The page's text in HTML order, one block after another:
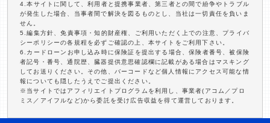
4.本サイトに関して、利用者と提携事業者、第三者との間で紛争やトラブル
が発生した場合、当事者間で解決を図るものとし、当社は一切責任を負いま
せん。
5.編集方針、免責事項・知的財産権、ご利用いただく上での注意、プライバ
シーポリシーの各規程を必ずご確認の上、本サイトをご利用下さい。
6.カードローンお申し込み時に保険証を提出する場合、保険者番号、被保険
者記号・番号、通院歴、臓器提供意思確認欄に記載がある場合はマスキング
してお送りください。その他、バーコードなど個人情報にアクセス可能な情
報についても隠したうえでご提出ください。
※当サイトではアフィリエイトプログラムを利用し、事業者(アコム／プロ
ミス／アイフルなど)から委託を受け広告収益を得て運営しております。